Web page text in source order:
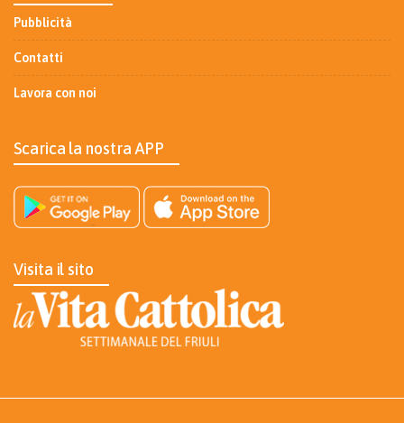
Pubblicità
Contatti
Lavora con noi
Scarica la nostra APP
Visita il sito